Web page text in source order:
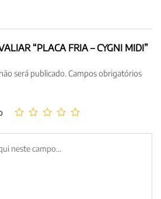
“PLACA FRIA – CYGNI MIDI”
será publicado. Campos obrigatórios